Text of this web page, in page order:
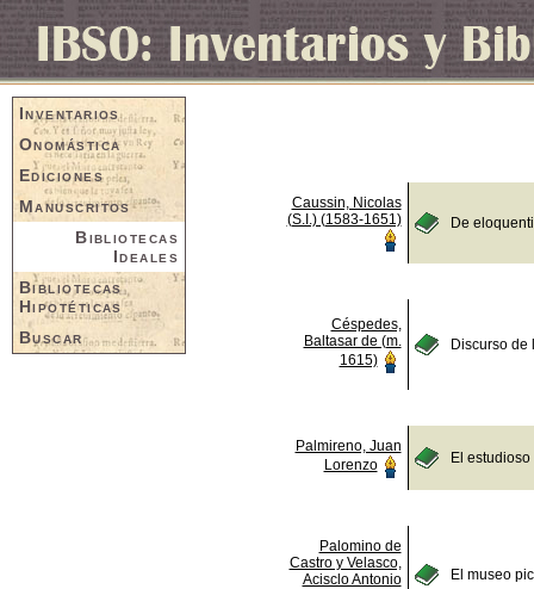
Inventarios
Onomástica
Ediciones
Manuscritos
Bibliotecas
Ideales
Bibliotecas
Hipotéticas
Buscar
Caussin, Nicolas
(S.I.) (1583-1651)
De
Céspedes,
Baltasar de (m.
1615)
Discurso de
Palmireno, Juan
Lorenzo
El
Palomino de
Castro y Velasco,
Acisclo Antonio
El museo